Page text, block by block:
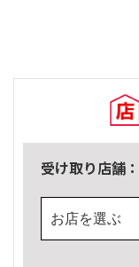
受け取り店舗：
お店を選ぶ